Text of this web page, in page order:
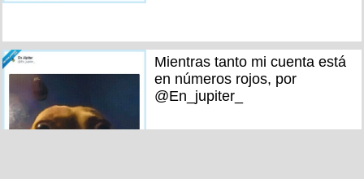
Mientras tanto mi cuenta está
en números rojos, por
@En_jupiter_